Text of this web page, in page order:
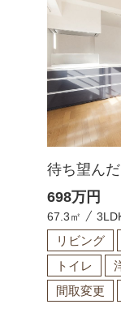
待ち望ん
698万円
67.3㎡
リビング
トイレ
間取変更